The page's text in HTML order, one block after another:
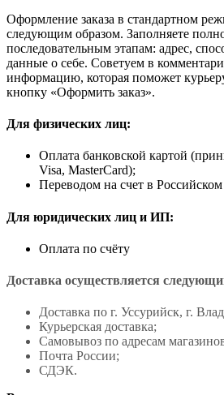
Оформление заказа в стандартном
следующим образом. Заполняете
последовательным этапам: адрес,
данные о себе. Советуем в
информацию, которая поможет
кнопку «Оформить заказ».
Для физических лиц:
Оплата банковской картой
Visa, MasterCard);
Переводом на счет в
Для юридических лиц и ИП:
Оплата по счёту
Доставка осуществляется
Доставка по г. Уссурийск, г.
Курьерская доставка;
Самовывоз по адресам
Почта России;
СДЭК.